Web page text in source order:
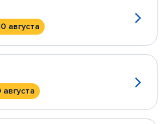
августа
августа